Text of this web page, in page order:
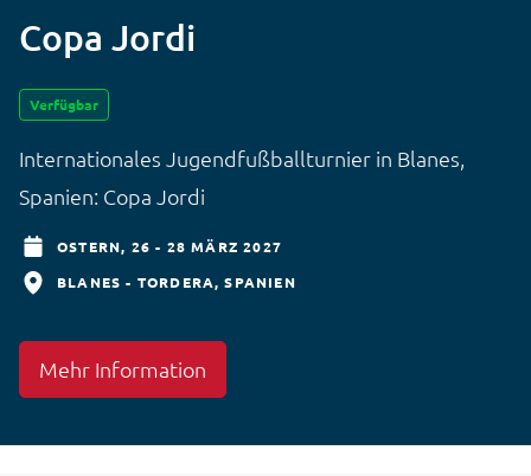
Copa Jordi
Verfügbar
Internationales Jugendfußballturnier in Blanes,
Spanien: Copa Jordi
OSTERN, 26 - 28 MÄRZ 2027
BLANES - TORDERA SPANIEN
Mehr Information